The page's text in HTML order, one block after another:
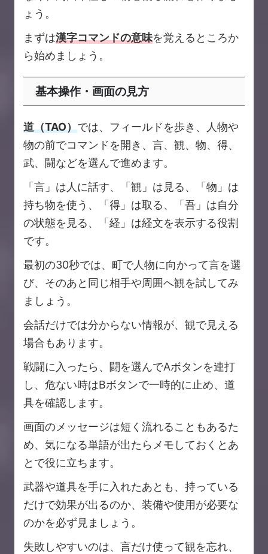
ょう。
まずは漢字コマンドの意味を覚えるところか
ら始めましょう。
基本操作・画面の見方
道（TAO）では、フィールドを歩き、人物や
物の前でコマンドを開き、言、観、物、得、
武、闘などを選んで進めます。
「言」は人に話す、「観」は見る、「物」は
持ち物を使う、「得」は取る、「吾」は自分
の状態を見る、「経」は経文を表示する役割
です。
最初の30秒では、町で人物に向かって言を選
び、そのあと同じ相手や周囲へ観を試してみ
ましょう。
会話だけでは分からない情報が、観で見える
場合もあります。
戦闘に入ったら、闘を選んでAボタンを連打
し、危ない時はBボタンで一時的に止め、道
具を確認します。
画面のメッセージは短く流れることもあるた
め、気になる単語が出たらメモしておくとあ
とで役に立ちます。
武器や道具を手に入れたあとも、持っている
だけで効果が出るのか、装備や使用が必要な
のかを必ず見ましょう。
失敗しやすいのは、言だけ使って観を忘れ、